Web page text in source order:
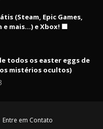
(Steam, Epic Games,
mais...) e Xbox! 🟩
todos os easter eggs de
mistérios ocultos)
Entre em Contato